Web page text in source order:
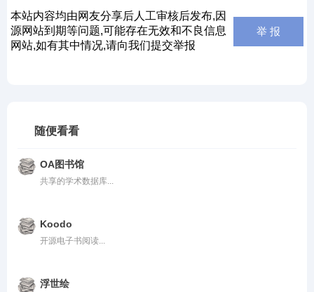
本站内容均由网友分享后人工审核后发布,因
源网站到期等问题,可能存在无效和不良信息
网站,如有其中情况,请向我们提交举报
举 报
随便看看
OA图书馆
共享的学术数据库...
Koodo
开源电子书阅读...
浮世绘